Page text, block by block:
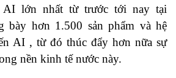
lớn nhất từ trước tới nay tại
bày hơn 1.500 sản phẩm và hệ
AI , từ đó thúc đẩy hơn nữa sự
nền kinh tế nước này.